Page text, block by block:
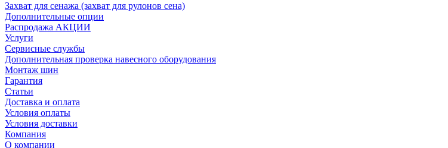
Захват для сенажа (захват для рулонов сена)
Дополнительные опции
Распродажа АКЦИИ
Услуги
Сервисные службы
Дополнительная проверка навесного оборудования
Монтаж шин
Гарантия
Статьи
Доставка и оплата
Условия оплаты
Условия доставки
Компания
О компании